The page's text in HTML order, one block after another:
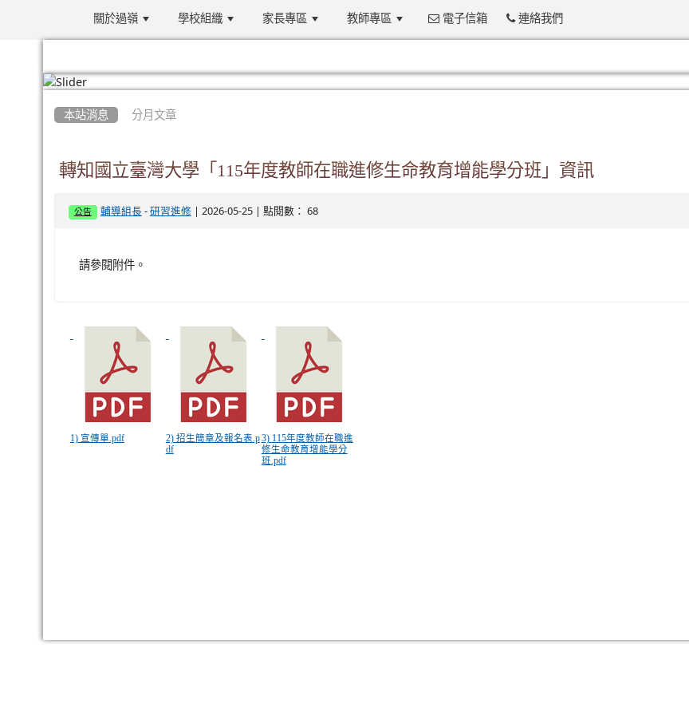
關於過嶺 學校組織 家長專區 教師專區 電子信箱 連絡我們
本站消息 分月文章
轉知國立臺灣大學「115年度教師在職進修生命教育增能學分班」資訊
公告 輔導組長- 研習進修| 2026-05-25 | 點閱數： 68
請參閱附件。
1) 宣傳單.pdf
2) 招生簡章及報名表.p
df
3) 115年度教師在職進
修生命教育增能學分
班.pdf